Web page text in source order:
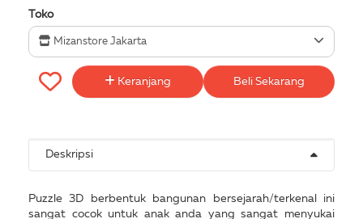
Toko
Mizanstore Jakarta
Keranjang Beli Sekarang
Deskripsi
Puzzle 3D berbentuk bangunan bersejarah/terkenal ini
sangat cocok untuk anak anda yang sangat menyukai